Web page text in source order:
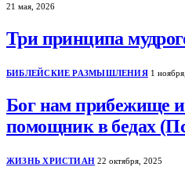
21 мая, 2026
Три принципа
БИБЛЕЙСКИЕ РАЗМЫШЛЕНИЯ 1
Бог нам прибежище
помощник в бедах
ЖИЗНЬ ХРИСТИАН 22 октября, 2025